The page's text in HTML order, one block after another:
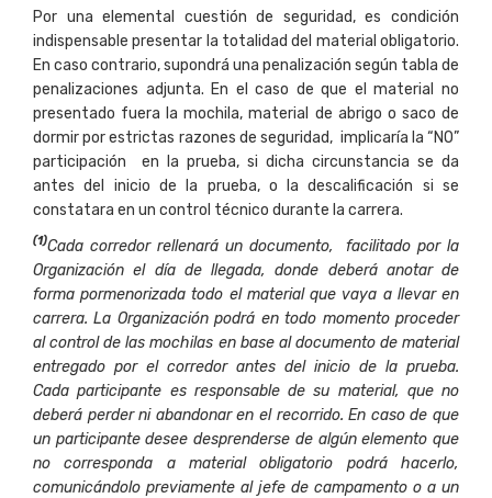
Por una elemental cuestión de seguridad, es condición
indispensable presentar la totalidad del material obligatorio.
En caso contrario, supondrá una penalización según tabla de
penalizaciones adjunta. En el caso de que el material no
presentado fuera la mochila, material de abrigo o saco de
dormir por estrictas razones de seguridad, implicaría la “NO”
participación en la prueba, si dicha circunstancia se da
antes del inicio de la prueba, o la descalificación si se
constatara en un control técnico durante la carrera.
(1)Cada corredor rellenará un documento, facilitado por la
Organización el día de llegada, donde deberá anotar de
forma pormenorizada todo el material que vaya a llevar en
carrera. La Organización podrá en todo momento proceder
al control de las mochilas en base al documento de material
entregado por el corredor antes del inicio de la prueba.
Cada participante es responsable de su material, que no
deberá perder ni abandonar en el recorrido. En caso de que
un participante desee desprenderse de algún elemento que
no corresponda a material obligatorio podrá hacerlo,
comunicándolo previamente al jefe de campamento o a un